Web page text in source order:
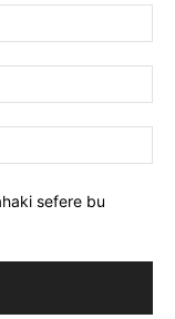
sefere bu